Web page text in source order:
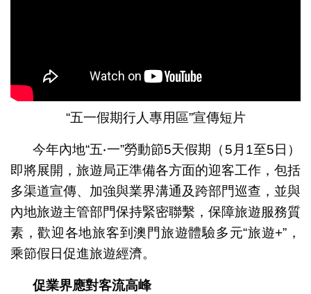
“五一假期行人專用區”宣傳短片
今年內地“五‧一”勞動節5天假期（5月1至5日）
即將展開，旅遊局正準備各方面的迎客工作，包括
多渠道宣傳、加強與業界溝通及跨部門巡查，並與
內地旅遊主管部門保持緊密聯繫，保障旅遊服務質
素，歡迎各地旅客到澳門旅遊體驗多元“旅遊+”，
乘節假日促進旅遊經濟。
促業界應對客流高峰